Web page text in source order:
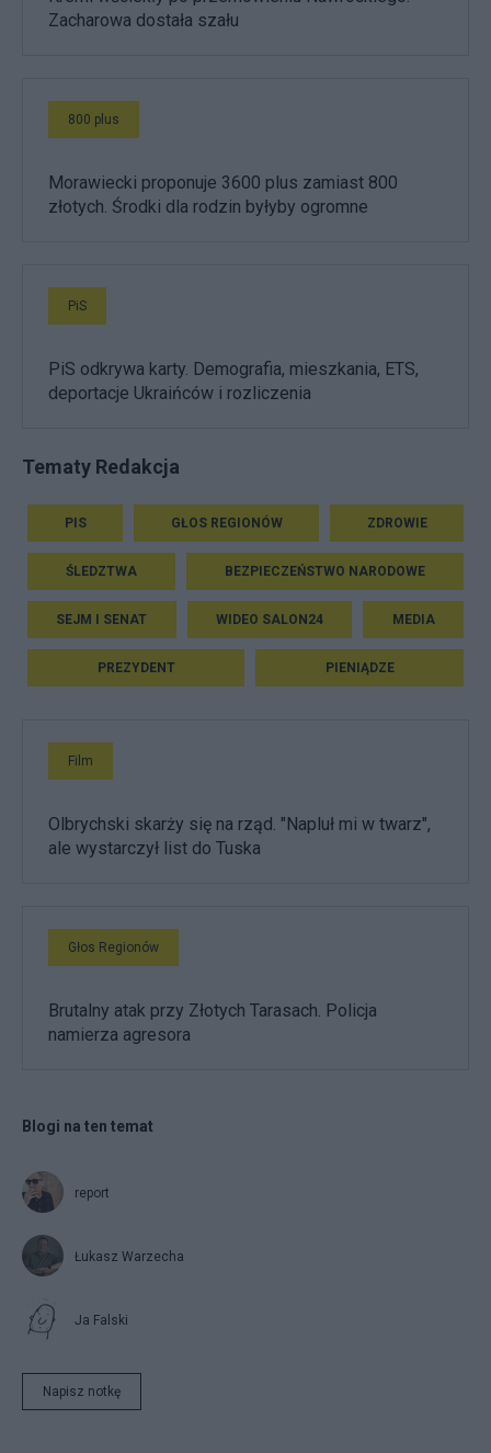
Zacharowa dostała szału
800 plus
Morawiecki proponuje 3600 plus zamiast 800
złotych. Środki dla rodzin byłyby ogromne
PiS
PiS odkrywa karty. Demografia, mieszkania, ETS,
deportacje Ukraińców i rozliczenia
Tematy Redakcja
PIS GŁOS REGIONÓW ZDROWIE
ŚLEDZTWA BEZPIECZEŃSTWO NARODOWE
SEJM I SENAT WIDEO SALON24 MEDIA
PREZYDENT PIENIĄDZE
Film
Olbrychski skarży się na rząd. "Napluł mi w twarz",
ale wystarczył list do Tuska
Głos Regionów
Brutalny atak przy Złotych Tarasach. Policja
namierza agresora
Blogi na ten temat
report
Łukasz Warzecha
Ja Falski
Napisz notkę